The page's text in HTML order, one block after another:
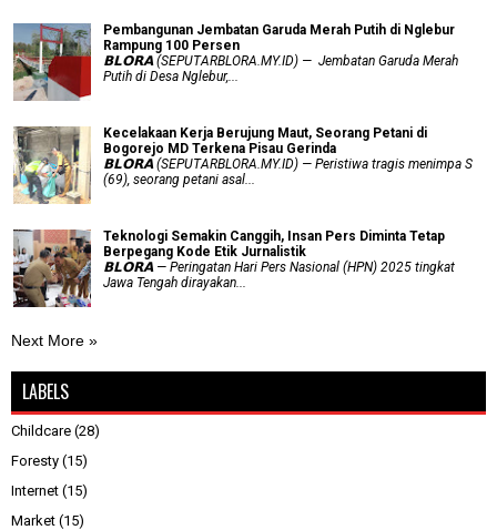
Pembangunan Jembatan Garuda Merah Putih di Nglebur
Rampung 100 Persen
𝗕𝗟𝗢𝗥𝗔 (SEPUTARBLORA.MY.ID) — Jembatan Garuda Merah
Putih di Desa Nglebur,...
Kecelakaan Kerja Berujung Maut, Seorang Petani di
Bogorejo MD Terkena Pisau Gerinda
𝗕𝗟𝗢𝗥𝗔 (SEPUTARBLORA.MY.ID) — Peristiwa tragis menimpa S
(69), seorang petani asal...
Teknologi Semakin Canggih, Insan Pers Diminta Tetap
Berpegang Kode Etik Jurnalistik
𝗕𝗟𝗢𝗥𝗔 — Peringatan Hari Pers Nasional (HPN) 2025 tingkat
Jawa Tengah dirayakan...
Next More »
LABELS
Childcare (28)
Foresty (15)
Internet (15)
Market (15)